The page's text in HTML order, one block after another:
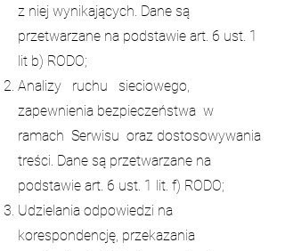
z niej wynikających. Dane są
przetwarzane na podstawie art. 6 ust. 1
lit b) RODO;
Analizy ruchu sieciowego,
zapewnienia bezpieczeństwa w
ramach Serwisu oraz dostosowywania
treści. Dane są przetwarzane na
podstawie art. 6 ust. 1 lit. f) RODO;
Udzielania odpowiedzi na
korespondencję, przekazania